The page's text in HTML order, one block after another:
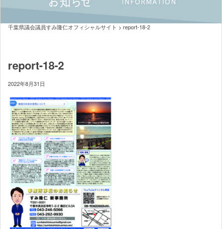
千葉県議会議員すみ隆仁オフィシャルサイト > report-18-2
report-18-2
2022年8月31日